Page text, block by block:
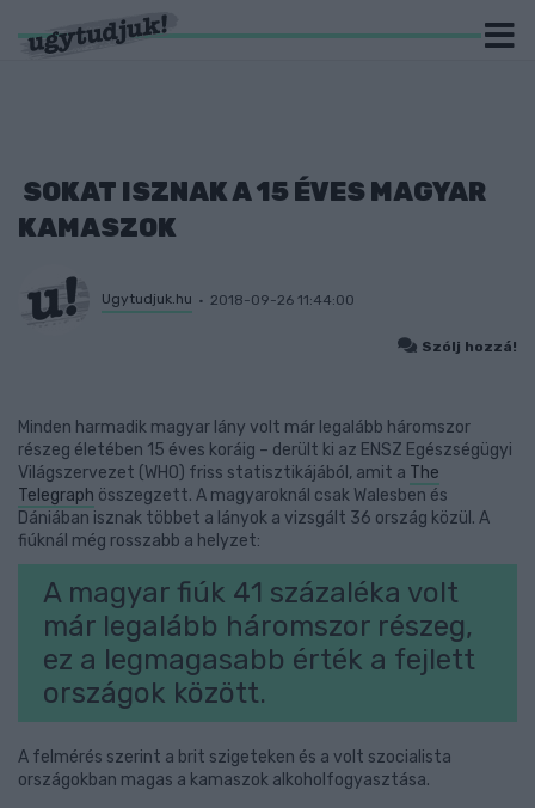
SOKAT ISZNAK A 15 ÉVES MAGYAR
KAMASZOK
Ugytudjuk.hu 2018-09-26 11:44:00
Szólj hozzá!
Minden harmadik magyar lány volt már legalább háromszor
részeg életében 15 éves koráig – derült ki az ENSZ Egészségügyi
Világszervezet (WHO) friss statisztikájából, amit a The
Telegraph összegzett. A magyaroknál csak Walesben és
Dániában isznak többet a lányok a vizsgált 36 ország közül. A
fiúknál még rosszabb a helyzet:
A magyar fiúk 41 százaléka volt
már legalább háromszor részeg,
ez a legmagasabb érték a fejlett
országok között.
A felmérés szerint a brit szigeteken és a volt szocialista
országokban magas a kamaszok alkoholfogyasztása.